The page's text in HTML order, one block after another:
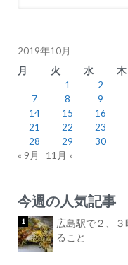
2019年10月
月
火 水 木
1
2
7
8 9
14
15 16
21
22 23
28
29 30
« 9月
11月 »
今週の人気記事
広島駅で２、
ること